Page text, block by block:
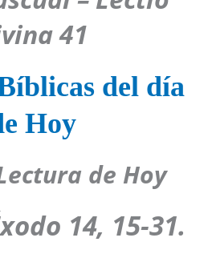
41
del día
Hoy
de Hoy
14, 15-31.